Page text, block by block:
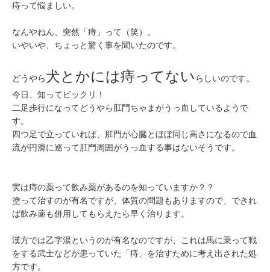
痔って悩ましい。
なんやねん、突然「痔」って（笑）。
いやいや、ちょっと驚く事を聞いたのです。
どうやら犬とかには痔ってない らしいのです。
今日、知ってビックリ！
二足歩行になってどうやら肛門ちゃまがうっ血しているようで
す。
四つ足で立っていれば、肛門が心臓とほぼ同じ高さになるので血
流が円滑に巡って肛門周囲がうっ血する事はないそうです。
実は痔の薬って飲み薬があるのを知っていますか？？
塗って治すのが有名ですが、体質の問題もありますので、できれ
ば飲み薬も併用してもらえたら早く治ります。
漢方では乙字湯というのが有名なのですが、これは馬に乗って戦
をする武士などが患っていた「痔」を治すために考え出された処
方です。